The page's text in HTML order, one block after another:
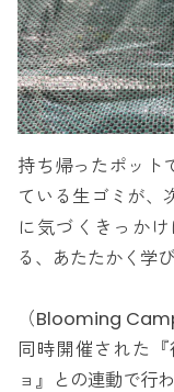
持ち帰ったポット
ている生ゴミが、
に気づくきっか
る、あたたかく学
（Blooming
同時開催された
ョ』との連動で行